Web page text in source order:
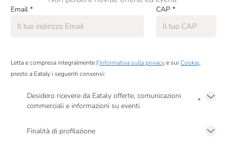
Email * CAP *
Letta e compresa integralmente l’Informativa sulla privacye sui Cookie,
presto a Eataly i seguenti consensi:
Desidero ricevere da Eataly offerte, comunicazioni
commerciali e informazioni su eventi
*
Finalità di profilazione